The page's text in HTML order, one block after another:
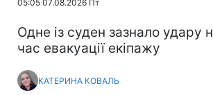
05:05 07.08.2026 Пт
Одне із суден зазнало удару
час евакуації екіпажу
КАТЕРИНА КОВАЛЬ